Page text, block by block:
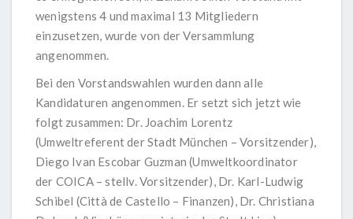
wenigstens 4 und maximal 13 Mitgliedern
einzusetzen, wurde von der Versammlung
angenommen.
Bei den Vorstandswahlen wurden dann alle
Kandidaturen angenommen. Er setzt sich jetzt wie
folgt zusammen: Dr. Joachim Lorentz
(Umweltreferent der Stadt München – Vorsitzender),
Diego Ivan Escobar Guzman (Umweltkoordinator
der COICA – stellv. Vorsitzender), Dr. Karl-Ludwig
Schibel (Città de Castello – Finanzen), Dr. Christiana